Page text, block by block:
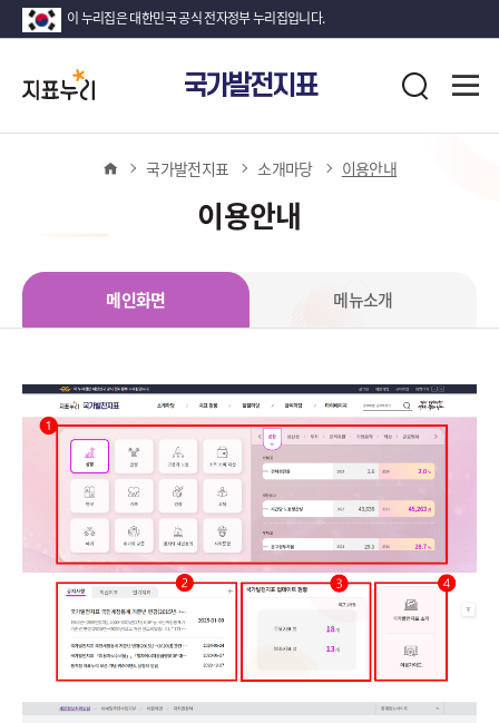
이 누리집은 대한민국 공식 전자정부 누리집입니다.
지
표
누
국가발전지표
검
홈 국가발전지표 소개마당 이용안내
이용안내
메인화면 메뉴소개